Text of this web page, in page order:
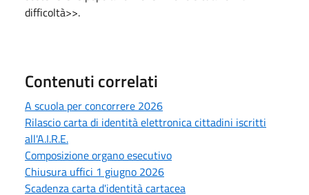
difficoltà>>.
Contenuti correlati
A scuola per concorrere 2026
Rilascio carta di identità elettronica cittadini iscritti
all'A.I.R.E.
Composizione organo esecutivo
Chiusura uffici 1 giugno 2026
Scadenza carta d'identità cartacea